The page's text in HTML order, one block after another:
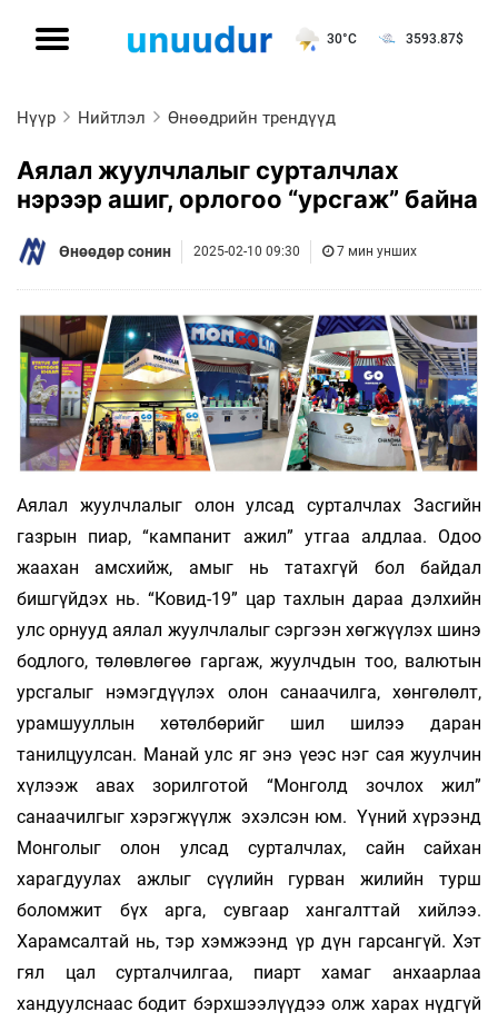
30°C 3593.87$
Нүүр Нийтлэл Өнөөдрийн трендүүд
Аялал жуулчлалыг сурталчлах
нэрээр ашиг, орлогоо “урсгаж” байна
Өнөөдөр сонин 2025-02-10 09:30 7 мин унших
Аялал жуулчлалыг олон улсад сурталчлах Засгийн
газрын пиар, “кампанит ажил” утгаа алдлаа. Одоо
жаахан амсхийж, амыг нь татахгүй бол байдал
бишгүйдэх нь. “Ковид-19” цар тахлын дараа дэлхийн
улс орнууд аялал жуулчлалыг сэргээн хөгжүүлэх шинэ
бодлого, төлөвлөгөө гаргаж, жуулчдын тоо, валютын
урсгалыг нэмэгдүүлэх олон санаачилга, хөнгөлөлт,
урамшууллын хөтөлбөрийг шил шилээ даран
танилцуулсан. Манай улс яг энэ үеэс нэг сая жуулчин
хүлээж авах зорилготой “Монголд зочлох жил”
санаачилгыг хэрэгжүүлж эхэлсэн юм. Үүний хүрээнд
Монголыг олон улсад сурталчлах, сайн сайхан
харагдуулах ажлыг сүүлийн гурван жилийн турш
боломжит бүх арга, сувгаар хангалттай хийлээ.
Харамсалтай нь, тэр хэмжээнд үр дүн гарсангүй. Хэт
гял цал сурталчилгаа, пиарт хамаг анхаарлаа
хандуулснаас бодит бэрхшээлүүдээ олж харах нүдгүй